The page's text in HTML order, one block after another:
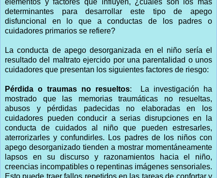
elementos y factores que influyen, ¿cuáles son los más
determinantes para desarrollar este tipo de apego
disfuncional en lo que a conductas de los padres o
cuidadores primarios se refiere?
La conducta de apego desorganizada en el niño sería el
resultado del maltrato ejercido por una parentalidad o unos
cuidadores que presentan los siguientes factores de riesgo:
Pérdida o traumas no resueltos: La investigación ha
mostrado que las memorias traumáticas no resueltas,
abusos y pérdidas padecidas no elaboradas en los
cuidadores pueden conducir a serias disrupciones en la
conducta de cuidados al niño que pueden estresarles,
aterrorizarles y confundirles. Los padres de los niños con
apego desorganizado tienden a mostrar momentáneamente
lapsos en su discurso y razonamientos hacia el niño,
creencias incompatibles o repentinas imágenes sensoriales.
Esto puede traer fallos repetidos en las tareas de confortar y